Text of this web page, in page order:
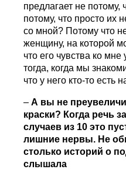
предлагает не потому,
потому, что просто их
со мной? Потому что
женщину, на которой
что его чувства ко мне
тогда, когда мы
что у него кто-то есть
–А вы не
краски? Когда речь
случаев из 10 это
лишние нервы. Не
столько историй о
слышала